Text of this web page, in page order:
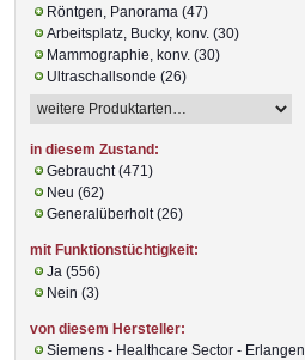
Röntgen, Panorama (47)
Arbeitsplatz, Bucky, konv. (30)
Mammographie, konv. (30)
Ultraschallsonde (26)
in diesem Zustand:
Gebraucht (471)
Neu (62)
Generalüberholt (26)
mit Funktionstüchtigkeit:
Ja (556)
Nein (3)
von diesem Hersteller:
Siemens - Healthcare Sector - Erlangen